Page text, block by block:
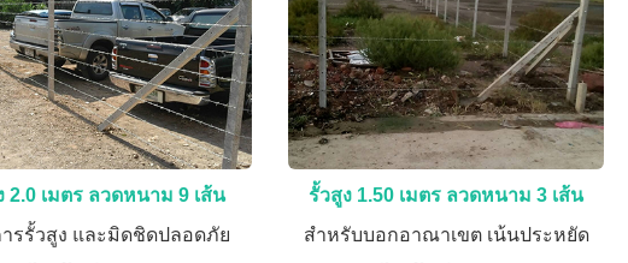
2.0 เมตร ลวดหนาม 9 เส้น
รรั้วสูง และมิดชิดปลอดภัย
รั้วสูง 1.50 เมตร ลวดหนาม 3 เส้น
สำหรับบอกอาณาเขต เน้นประหยัด